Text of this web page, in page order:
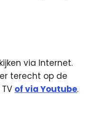
via Internet.
terecht op de
of via Youtube.